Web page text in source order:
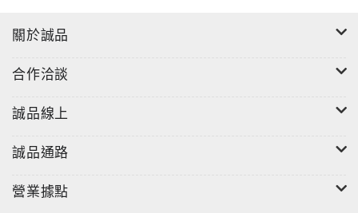
關於誠品
合作洽談
誠品線上
誠品通路
營業據點